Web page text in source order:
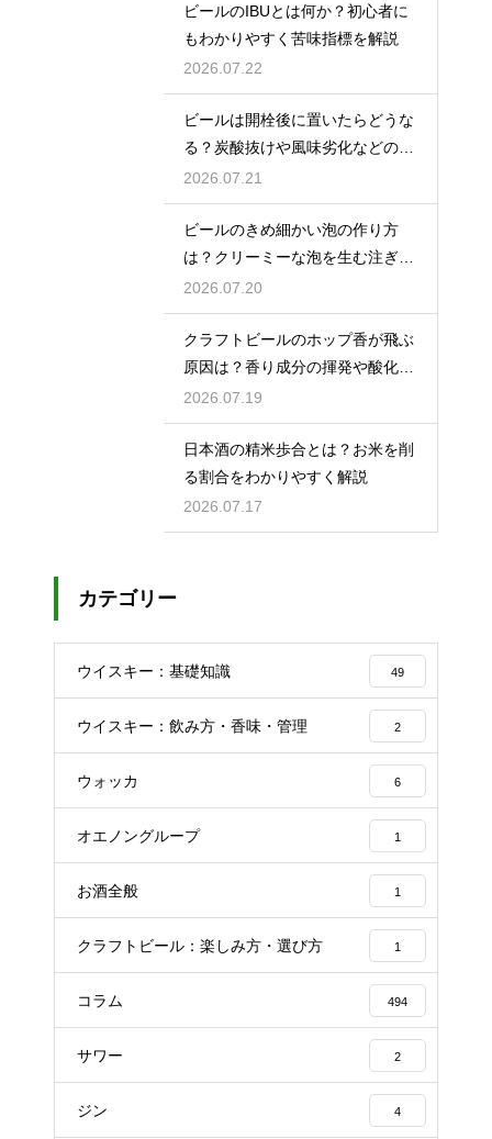
ビールのIBUとは何か？初心者に
もわかりやすく苦味指標を解説
2026.07.22
ビールは開栓後に置いたらどうな
る？炭酸抜けや風味劣化などの影
響を解説
2026.07.21
ビールのきめ細かい泡の作り方
は？クリーミーな泡を生む注ぎ方
のコツ
2026.07.20
クラフトビールのホップ香が飛ぶ
原因は？香り成分の揮発や酸化で
失われる理由を解説
2026.07.19
日本酒の精米歩合とは？お米を削
る割合をわかりやすく解説
2026.07.17
カテゴリー
ウイスキー：基礎知識 49
ウイスキー：飲み方・香味・管理 2
ウォッカ 6
オエノングループ 1
お酒全般 1
クラフトビール：楽しみ方・選び方 1
コラム 494
サワー 2
ジン 4